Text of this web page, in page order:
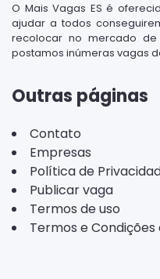
O Mais Vagas ES é
ajudar a todos
recolocar no mercado de
postamos inúmeras vagas
Outras páginas
Contato
Empresas
Política de
Publicar vaga
Termos de uso
Termos e